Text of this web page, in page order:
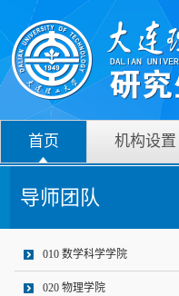
首页 机构设置
导师团队
010 数学科学学院
020 物理学院